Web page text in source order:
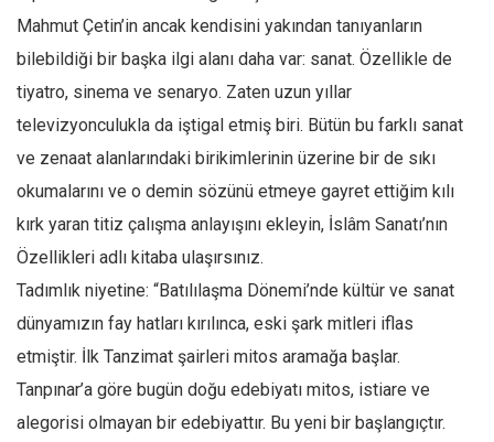
Mahmut Çetin’in ancak kendisini yakından tanıyanların
bilebildiği bir başka ilgi alanı daha var: sanat. Özellikle de
tiyatro, sinema ve senaryo. Zaten uzun yıllar
televizyonculukla da iştigal etmiş biri. Bütün bu farklı sanat
ve zenaat alanlarındaki birikimlerinin üzerine bir de sıkı
okumalarını ve o demin sözünü etmeye gayret ettiğim kılı
kırk yaran titiz çalışma anlayışını ekleyin, İslâm Sanatı’nın
Özellikleri adlı kitaba ulaşırsınız.
Tadımlık niyetine: “Batılılaşma Dönemi’nde kültür ve sanat
dünyamızın fay hatları kırılınca, eski şark mitleri iflas
etmiştir. İlk Tanzimat şairleri mitos aramağa başlar.
Tanpınar’a göre bugün doğu edebiyatı mitos, istiare ve
alegorisi olmayan bir edebiyattır. Bu yeni bir başlangıçtır.